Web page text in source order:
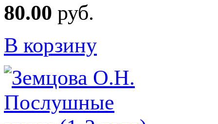
80.00 руб.
В корзину